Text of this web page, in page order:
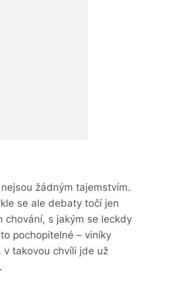
žádným tajemstvím.
se ale debaty točí jen
chování, s jakým se leckdy
pochopitelné – viníky
takovou chvíli jde už